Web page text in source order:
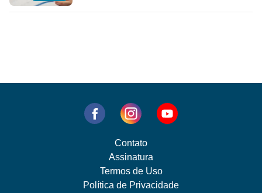
Contato
Assinatura
Termos de Uso
Política de Privacidade